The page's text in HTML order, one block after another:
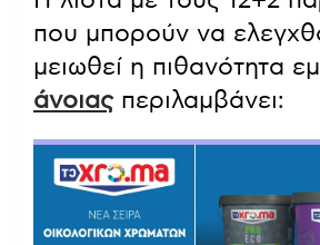
που μπορούν να
μειωθεί η πιθανότητα
άνοιαςπεριλαμβάνει: